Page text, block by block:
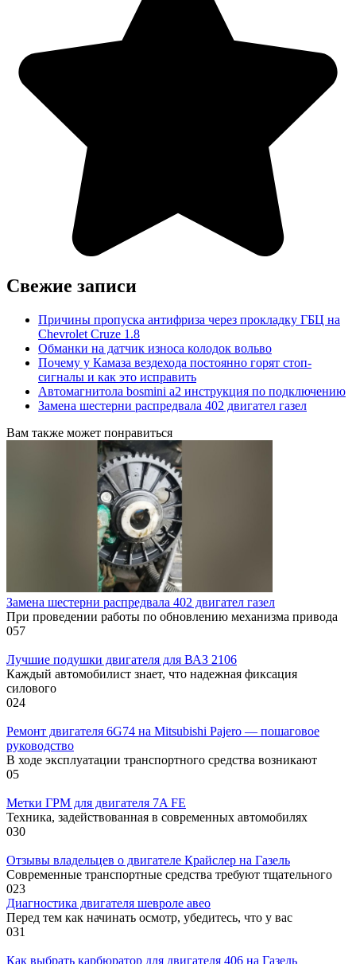
Свежие записи
Причины пропуска антифриза через прокладку ГБЦ на
Chevrolet Cruze 1.8
Обманки на датчик износа колодок вольво
Почему у Камаза вездехода постоянно горят стоп-
сигналы и как это исправить
Автомагнитола bosmini а2 инструкция по подключению
Замена шестерни распредвала 402 двигател газел
Вам также может понравиться
Замена шестерни распредвала 402 двигател газел
При проведении работы по обновлению механизма привода
057
Лучшие подушки двигателя для ВАЗ 2106
Каждый автомобилист знает, что надежная фиксация
силового
024
Ремонт двигателя 6G74 на Mitsubishi Pajero — пошаговое
руководство
В ходе эксплуатации транспортного средства возникают
05
Метки ГРМ для двигателя 7A FE
Техника, задействованная в современных автомобилях
030
Отзывы владельцев о двигателе Крайслер на Газель
Современные транспортные средства требуют тщательного
023
Диагностика двигателя шевроле авео
Перед тем как начинать осмотр, убедитесь, что у вас
031
Как выбрать карбюратор для двигателя 406 на Газель